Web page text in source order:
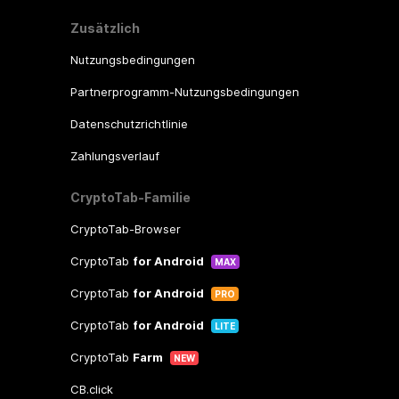
Zusätzlich
Nutzungsbedingungen
Partnerprogramm-Nutzungsbedingungen
Datenschutzrichtlinie
Zahlungsverlauf
CryptoTab-Familie
CryptoTab-Browser
CryptoTab for Android MAX
CryptoTab for Android PRO
CryptoTab for Android LITE
CryptoTab Farm NEW
CB.click